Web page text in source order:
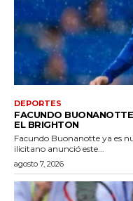
DEPORTES
FACUNDO
EL BRIGHTON
Facundo Buonanotte ya es
ilicitano anunció este...
agosto 7, 2026